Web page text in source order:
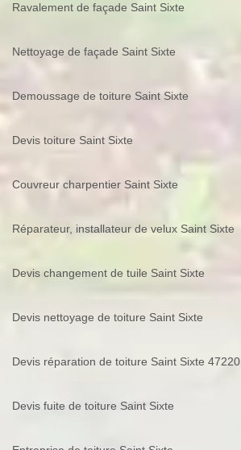
Ravalement de façade Saint Sixte
Nettoyage de façade Saint Sixte
Demoussage de toiture Saint Sixte
Devis toiture Saint Sixte
Couvreur charpentier Saint Sixte
Réparateur, installateur de velux Saint Sixte
Devis changement de tuile Saint Sixte
Devis nettoyage de toiture Saint Sixte
Devis réparation de toiture Saint Sixte 47220
Devis fuite de toiture Saint Sixte